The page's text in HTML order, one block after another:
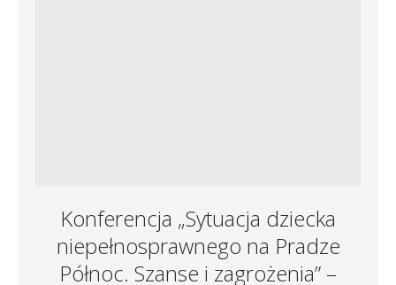
Konferencja „Sytuacja dziecka
niepełnosprawnego na Pradze
Północ. Szanse i zagrożenia” –